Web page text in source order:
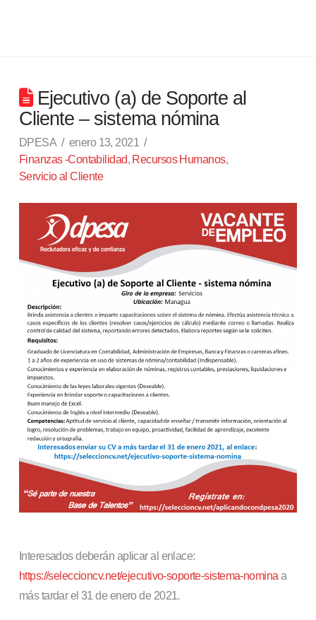
Ejecutivo (a) de Soporte al
Cliente – sistema nómina
DPESA
enero 13, 2021
Finanzas -Contabilidad, Recursos Humanos,
Servicio al Cliente
Interesados deberán aplicar al enlace:
https://seleccioncv.net/ejecutivo-soporte-sistema-nomina a
más tardar el 31 de enero de 2021.